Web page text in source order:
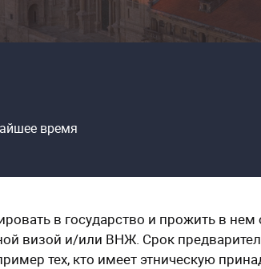
время
в государство и прожить в нем
визой и/или ВНЖ. Срок
тех, кто имеет этническую